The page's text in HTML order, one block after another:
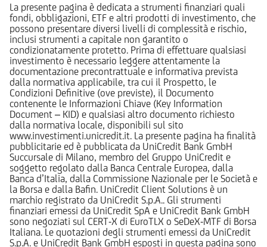
La presente pagina è dedicata a strumenti finanziari quali
fondi, obbligazioni, ETF e altri prodotti di investimento, che
possono presentare diversi livelli di complessità e rischio,
inclusi strumenti a capitale non garantito o
condizionatamente protetto. Prima di effettuare qualsiasi
investimento è necessario leggere attentamente la
documentazione precontrattuale e informativa prevista
dalla normativa applicabile, tra cui il Prospetto, le
Condizioni Definitive (ove previste), il Documento
contenente le Informazioni Chiave (Key Information
Document – KID) e qualsiasi altro documento richiesto
dalla normativa locale, disponibili sul sito
www.investimenti.unicredit.it. La presente pagina ha finalità
pubblicitarie ed è pubblicata da UniCredit Bank GmbH
Succursale di Milano, membro del Gruppo UniCredit e
soggetto regolato dalla Banca Centrale Europea, dalla
Banca d’Italia, dalla Commissione Nazionale per le Società e
la Borsa e dalla Bafin. UniCredit Client Solutions è un
marchio registrato da UniCredit S.p.A.. Gli strumenti
finanziari emessi da UniCredit SpA e UniCredit Bank GmbH
sono negoziati sul CERT-X di EuroTLX o SeDeX-MTF di Borsa
Italiana. Le quotazioni degli strumenti emessi da UniCredit
S.p.A. e UniCredit Bank GmbH esposti in questa pagina sono